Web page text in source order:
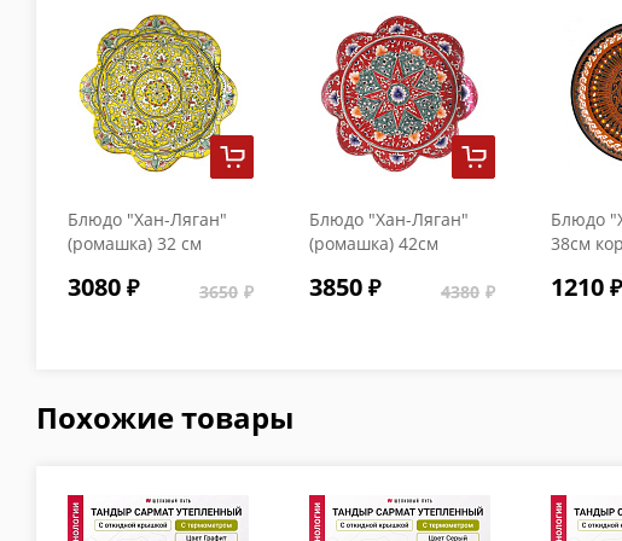
Блюдо "Хан-Ляган"
(ромашка) 32 см
3080 3650
Блюдо "Хан-Ляган"
(ромашка) 42см
3850 4380
Блюдо
38см
1210
Похожие товары